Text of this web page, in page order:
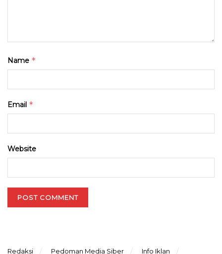
Name *
Email *
Website
Redaksi Pedoman Media Siber Info Iklan